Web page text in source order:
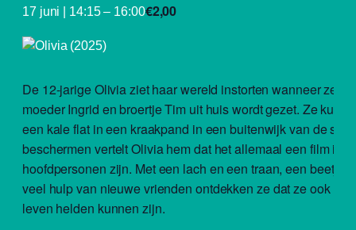
17 juni | 14:15– 16:00€2,00
De 12-jarige Olivia ziet haar wereld instorten wanneer ze
moeder Ingrid en broertje Tim uit huis wordt gezet. Ze
een kale flat in een kraakpand in een buitenwijk van de
beschermen vertelt Olivia hem dat het allemaal een film is,
hoofdpersonen zijn. Met een lach en een traan, een beetje
veel hulp van nieuwe vrienden ontdekken ze dat ze ook in
leven helden kunnen zijn.